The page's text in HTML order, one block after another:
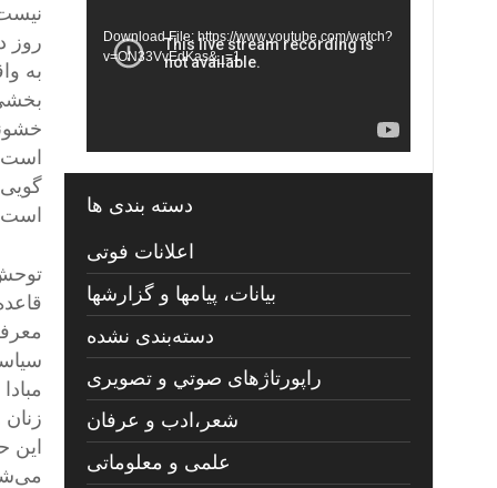
روز
به
این
Download File: https://www.youtube.com/watch?
v=ON33VvEdKas&_=1
دسته بندی ها
اعلانات فوتی
بیانات، پیامها و گزارشها
دسته‌بندی نشده
راپورتاژهای صوتي و تصويری
شعر،ادب و عرفان
علمی و معلوماتی